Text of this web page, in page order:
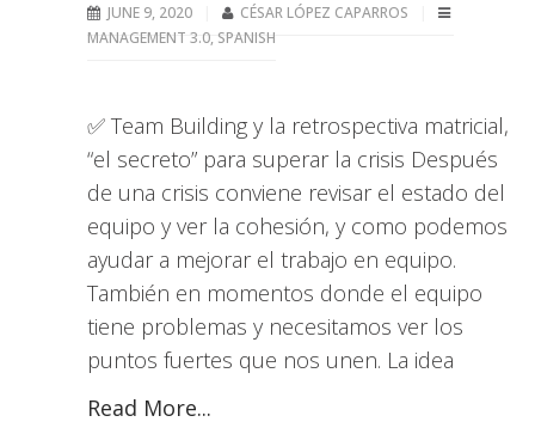
JUNE 9, 2020
CÉSAR LÓPEZ CAPARROS
MANAGEMENT 3.0, SPANISH
✅ Team Building y la retrospectiva matricial,
“el secreto” para superar la crisis Después
de una crisis conviene revisar el estado del
equipo y ver la cohesión, y como podemos
ayudar a mejorar el trabajo en equipo.
También en momentos donde el equipo
tiene problemas y necesitamos ver los
puntos fuertes que nos unen. La idea
Read More...